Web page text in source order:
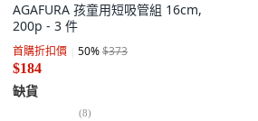
AGAFURA 孩童用短吸管組 16cm,
200p - 3 件
首購折扣價 50%$373
$184
缺貨
(8)